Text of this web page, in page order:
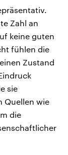
Zahl an
keine guten
fühlen die
Zustand
sie
Quellen wie
die